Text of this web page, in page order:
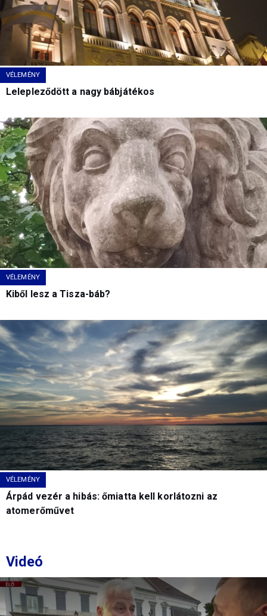
VÉLEMÉNY
Lelepleződött a nagy bábjátékos
VÉLEMÉNY
Kiből lesz a Tisza-báb?
VÉLEMÉNY
Árpád vezér a hibás: őmiatta kell korlátozni az
atomerőművet
Videó